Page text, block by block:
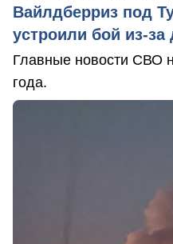
Вайлдберриз под
устроили бой из-за
Главные новости СВО
года.